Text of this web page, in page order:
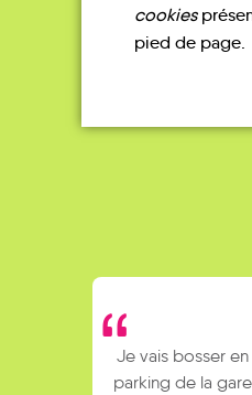
Je vais bosser en
parking de la
cookies
pied de page.